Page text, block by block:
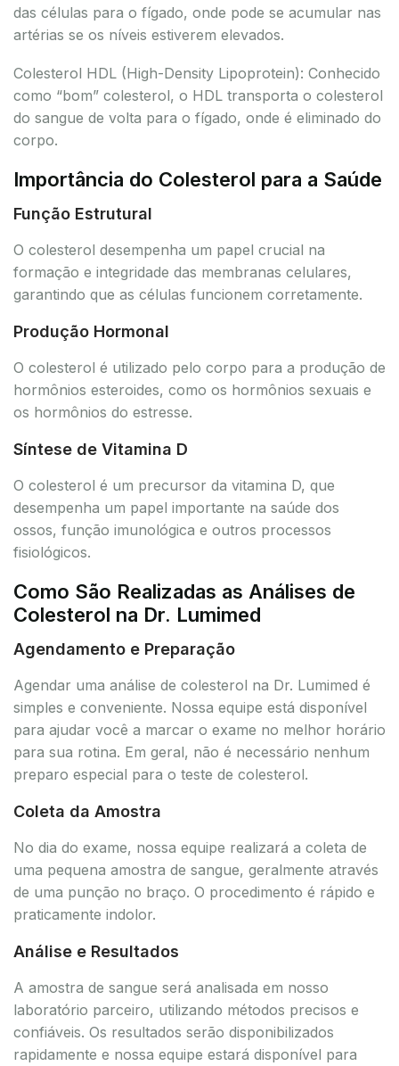
das células para o fígado, onde pode se acumular nas
artérias se os níveis estiverem elevados.
Colesterol HDL (High-Density Lipoprotein): Conhecido
como “bom” colesterol, o HDL transporta o colesterol
do sangue de volta para o fígado, onde é eliminado do
corpo.
Importância do Colesterol para a Saúde
Função Estrutural
O colesterol desempenha um papel crucial na
formação e integridade das membranas celulares,
garantindo que as células funcionem corretamente.
Produção Hormonal
O colesterol é utilizado pelo corpo para a produção de
hormônios esteroides, como os hormônios sexuais e
os hormônios do estresse.
Síntese de Vitamina D
O colesterol é um precursor da vitamina D, que
desempenha um papel importante na saúde dos
ossos, função imunológica e outros processos
fisiológicos.
Como São Realizadas as Análises de
Colesterol na Dr. Lumimed
Agendamento e Preparação
Agendar uma análise de colesterol na Dr. Lumimed é
simples e conveniente. Nossa equipe está disponível
para ajudar você a marcar o exame no melhor horário
para sua rotina. Em geral, não é necessário nenhum
preparo especial para o teste de colesterol.
Coleta da Amostra
No dia do exame, nossa equipe realizará a coleta de
uma pequena amostra de sangue, geralmente através
de uma punção no braço. O procedimento é rápido e
praticamente indolor.
Análise e Resultados
A amostra de sangue será analisada em nosso
laboratório parceiro, utilizando métodos precisos e
confiáveis. Os resultados serão disponibilizados
rapidamente e nossa equipe estará disponível para